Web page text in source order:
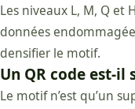
Les niveaux L, M, Q et
données
densifier le motif.
Un QR code est-il
Le motif n’est qu’un